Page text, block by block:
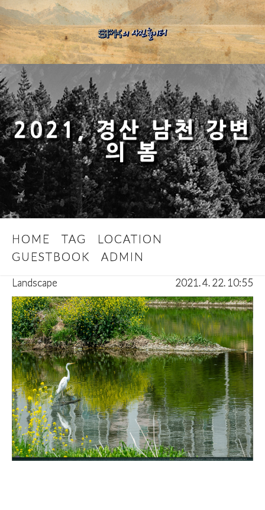
2021, 경산 남천 강변
의 봄
HOME TAG
LOCATION
GUESTBOOK
ADMIN
Landscape 2021. 4. 22. 10:55